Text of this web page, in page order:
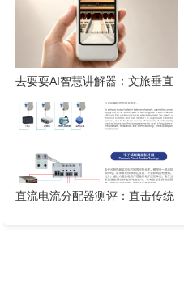
去耍耍AI智慧讲解器：文旅垂直
赛道的芯片级实践
直流电流分配器测评：直击传统